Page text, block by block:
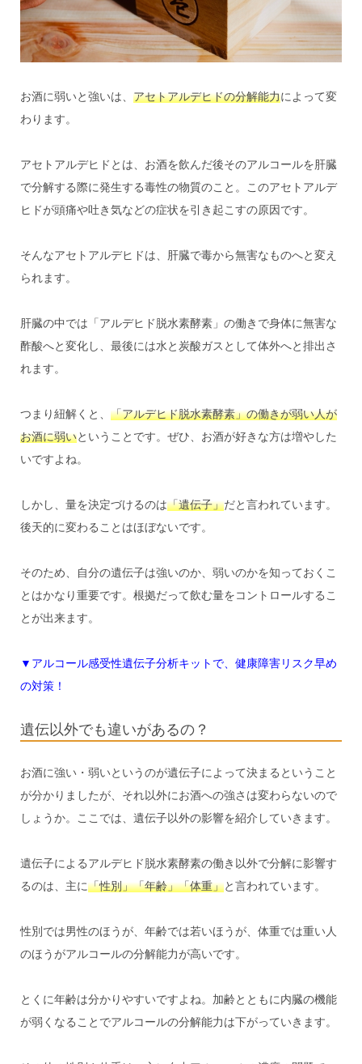
お酒に弱いと強いは、 アセトアルデヒドの分解能力によって変
わります。
アセトアルデヒドとは、お酒を飲んだ後そのアルコールを肝臓
で分解する際に発生する毒性の物質のこと。このアセトアルデ
ヒドが頭痛や吐き気などの症状を引き起こすの原因です。
そんなアセトアルデヒドは、肝臓で毒から無害なものへと変え
られます。
肝臓の中では「アルデヒド脱水素酵素」の働きで身体に無害な
酢酸へと変化し、最後には水と炭酸ガスとして体外へと排出さ
れます。
つまり紐解くと、 「アルデヒド脱水素酵素」の働きが弱い人が
お酒に弱いということです。ぜひ、お酒が好きな方は増やした
いですよね。
しかし、量を決定づけるのは「遺伝子」だと言われています。
後天的に変わることはほぼないです。
そのため、自分の遺伝子は強いのか、弱いのかを知っておくこ
とはかなり重要です。根拠だって飲む量をコントロールするこ
とが出来ます。
▼アルコール感受性遺伝子分析キットで、健康障害リスク早め
の対策！
遺伝以外でも違いがあるの？
お酒に強い・弱いというのが遺伝子によって決まるということ
が分かりましたが、それ以外にお酒への強さは変わらないので
しょうか。ここでは、遺伝子以外の影響を紹介していきます。
遺伝子によるアルデヒド脱水素酵素の働き以外で分解に影響す
るのは、主に「性別」「年齢」「体重」と言われています。
性別では男性のほうが、年齢では若いほうが、体重では重い人
のほうがアルコールの分解能力が高いです。
とくに年齢は分かりやすいですよね。加齢とともに内臓の機能
が弱くなることでアルコールの分解能力は下がっていきます。